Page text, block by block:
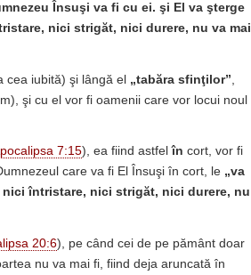
Însuşi va fi cu ei. şi El va şterge
nici strigăt, nici durere, nu va mai
cea iubită) şi lângă el „tabăra sfinţilor”
şi cu el vor fi oamenii care vor locui noul
7:15), ea fiind astfelîn cort, vor fi
care va fi El Însuşi în cort, le „va
întristare, nici strigăt, nici durere, nu
20:6), pe când cei de pe pământ doar
nu va mai fi, fiind deja aruncată în